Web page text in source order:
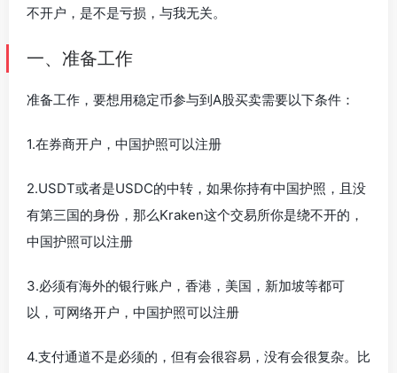
不开户，是不是亏损，与我无关。
一、准备工作
准备工作，要想用稳定币参与到A股买卖需要以下条件：
1.在券商开户，中国护照可以注册
2.USDT或者是USDC的中转，如果你持有中国护照，且没
有第三国的身份，那么Kraken这个交易所你是绕不开的，
中国护照可以注册
3.必须有海外的银行账户，香港，美国，新加坡等都可
以，可网络开户，中国护照可以注册
4.支付通道不是必须的，但有会很容易，没有会很复杂。比